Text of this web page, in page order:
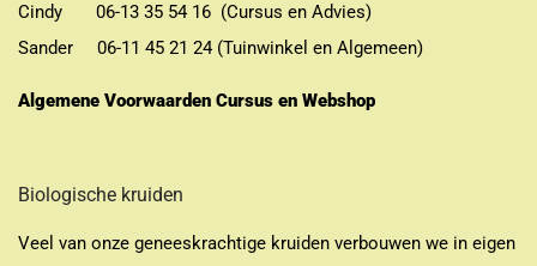
Cindy 06-13 35 54 16 (Cursus en Advies)
Sander 06-11 45 21 24 (Tuinwinkel en Algemeen)
Algemene Voorwaarden Cursus en Webshop
Biologische kruiden
Veel van onze geneeskrachtige kruiden verbouwen we in eigen